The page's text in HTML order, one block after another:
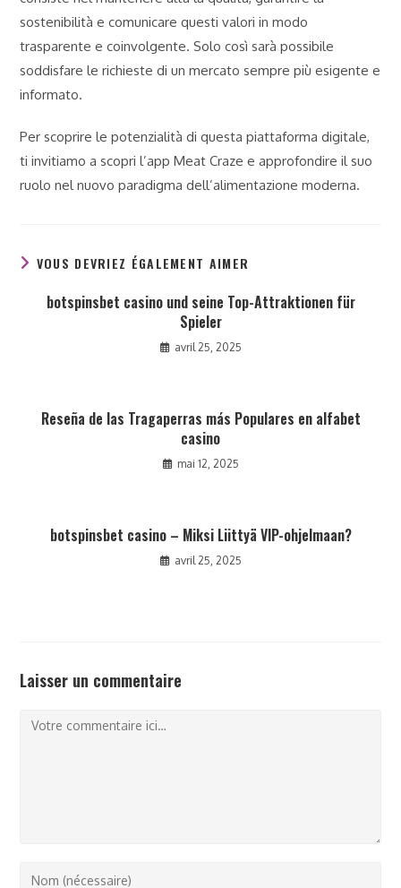
sostenibilità e comunicare questi valori in modo
trasparente e coinvolgente. Solo così sarà possibile
soddisfare le richieste di un mercato sempre più esigente e
informato.
Per scoprire le potenzialità di questa piattaforma digitale,
ti invitiamo a scopri l’app Meat Craze e approfondire il suo
ruolo nel nuovo paradigma dell’alimentazione moderna.
VOUS DEVRIEZ ÉGALEMENT AIMER
botspinsbet casino und seine Top-Attraktionen für
Spieler
avril 25, 2025
Reseña de las Tragaperras más Populares en alfabet
casino
mai 12, 2025
botspinsbet casino – Miksi Liittyä VIP-ohjelmaan?
avril 25, 2025
Laisser un commentaire
Comment
Enter